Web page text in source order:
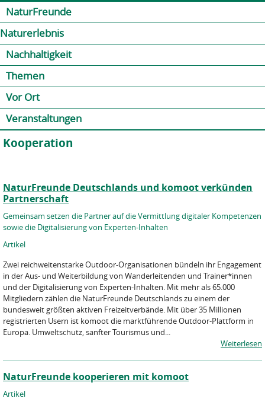
NaturFreunde
Naturerlebnis
Nachhaltigkeit
Themen
Vor Ort
Veranstaltungen
Kooperation
NaturFreunde Deutschlands und komoot verkünden
Partnerschaft
Gemeinsam setzen die Partner auf die Vermittlung digitaler Kompetenzen
sowie die Digitalisierung von Experten-Inhalten
Artikel
Zwei reichweitenstarke Outdoor-Organisationen bündeln ihr Engagement
in der Aus- und Weiterbildung von Wanderleitenden und Trainer*innen
und der Digitalisierung von Experten-Inhalten. Mit mehr als 65.000
Mitgliedern zählen die NaturFreunde Deutschlands zu einem der
bundesweit größten aktiven Freizeitverbände. Mit über 35 Millionen
registrierten Usern ist komoot die marktführende Outdoor-Plattform in
Europa. Umweltschutz, sanfter Tourismus und...
Weiterlesen
NaturFreunde kooperieren mit komoot
Artikel